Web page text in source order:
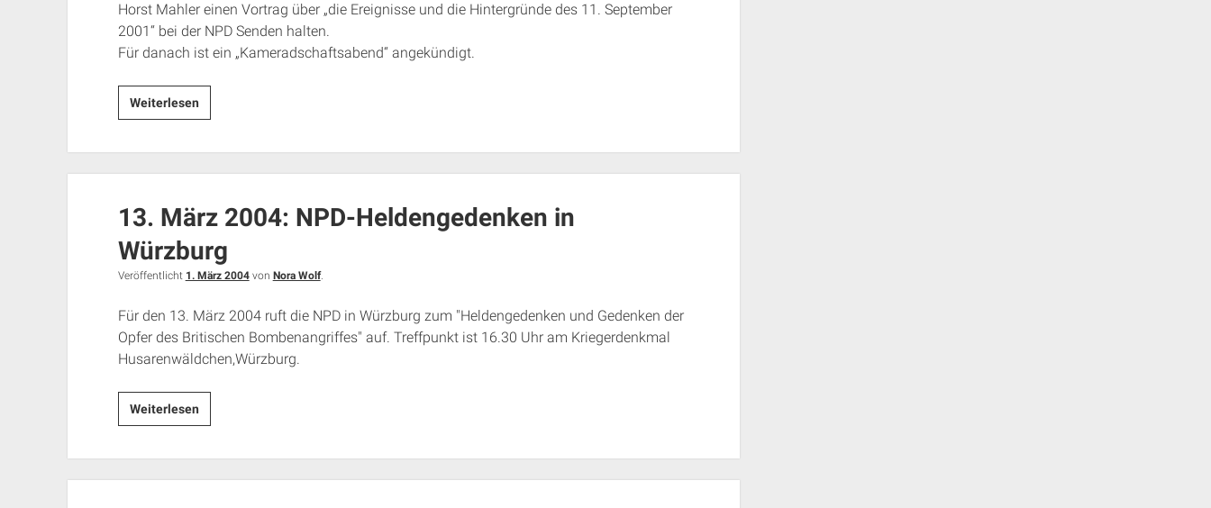
Horst Mahler einen Vortrag über „die Ereignisse und die Hintergründe des 11. September
2001“ bei der NPD Senden halten.
Für danach ist ein „Kameradschaftsabend“ angekündigt.
Weiterlesen21.
März
in
13. März 2004: NPD-Heldengedenken in
Würzburg
Veröffentlicht 1. März 2004von Nora Wolf.
Für den 13. März 2004 ruft die NPD in Würzburg zum "Heldengedenken und Gedenken der
Opfer des Britischen Bombenangriffes" auf. Treffpunkt ist 16.30 Uhr am Kriegerdenkmal
Husarenwäldchen,Würzburg.
Weiterlesen13.
März